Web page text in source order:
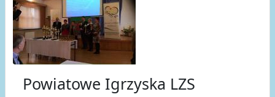
Powiatowe Igrzyska LZS